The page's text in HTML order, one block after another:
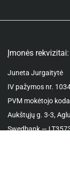
Įmonės rekvizitai:
Juneta Jurgaitytė
IV pažymos nr.
PVM mokėtojo
Aukštųjų g. 3-3,
Swedbank —